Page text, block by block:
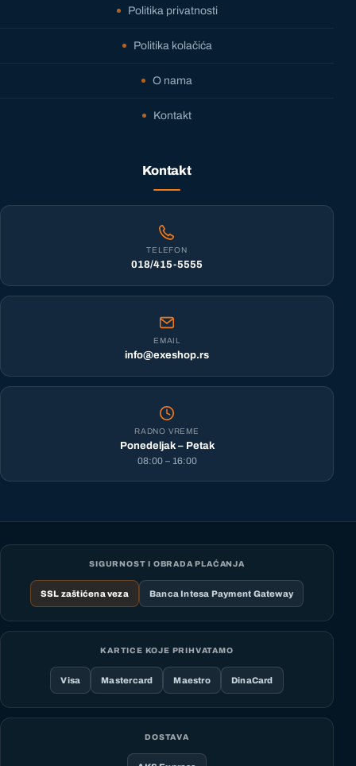
Politika privatnosti
Politika kolačića
O nama
Kontakt
Kontakt
TELEFON
018/415-5555
EMAIL
info@exeshop.rs
RADNO VREME
Ponedeljak – Petak
08:00 – 16:00
SIGURNOST I OBRADA PLAĆANJA
SSL zaštićena veza Banca Intesa Payment Gateway
KARTICE KOJE PRIHVATAMO
Visa Mastercard Maestro DinaCard
DOSTAVA